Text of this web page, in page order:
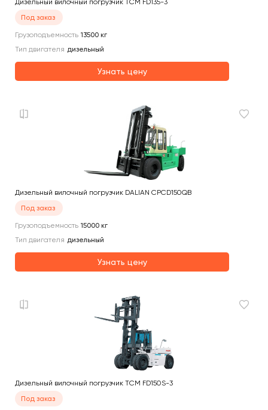
Дизельный вилочный погрузчик TCM FD135-3
Под заказ
Грузоподъемность 13500 кг
Тип двигателя дизельный
Узнать цену
Дизельный вилочный погрузчик DALIAN CPCD150QB
Под заказ
Грузоподъемность 15000 кг
Тип двигателя дизельный
Узнать цену
Дизельный вилочный погрузчик TCM FD150S-3
Под заказ